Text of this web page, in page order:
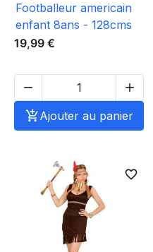
Footballeur americain
enfant 8ans - 128cms
19,99 €


Ajouter au panier
favorite_border